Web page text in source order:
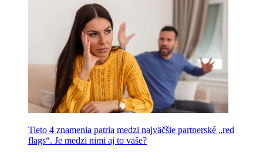
Tieto 4 znamenia patria medzi najväčšie partnerské „red
flags“. Je medzi nimi aj to vaše?